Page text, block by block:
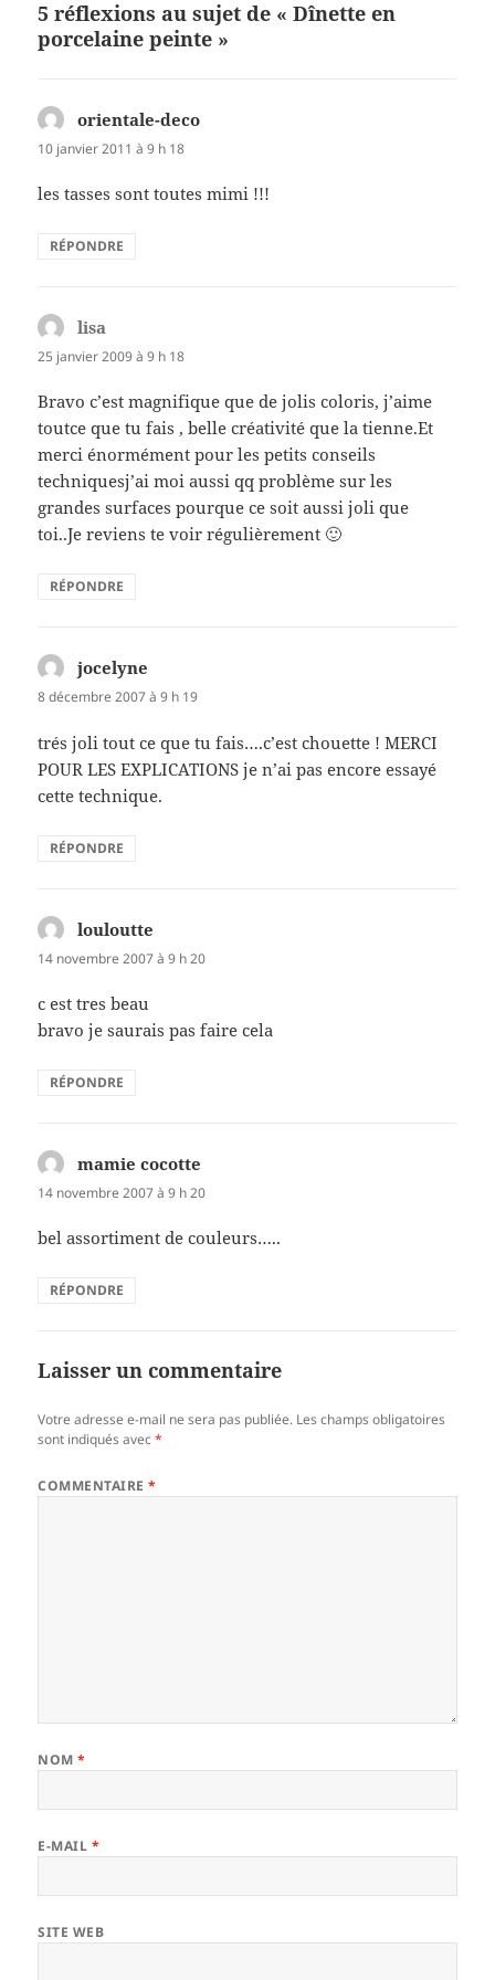
o
5 réflexions au sujet de « Dînette en
porcelaine peinte »
orientale-deco
10 janvier 2011 à 9 h 18
les tasses sont toutes mimi !!!
RÉPONDRE
lisa
25 janvier 2009 à 9 h 18
Bravo c’est magnifique que de jolis coloris, j’aime
toutce que tu fais , belle créativité que la tienne.Et
merci énormément pour les petits conseils
techniquesj’ai moi aussi qq problème sur les
grandes surfaces pourque ce soit aussi joli que
toi..Je reviens te voir régulièrement 🙂
RÉPONDRE
jocelyne
8 décembre 2007 à 9 h 19
trés joli tout ce que tu fais….c’est chouette ! MERCI
POUR LES EXPLICATIONS je n’ai pas encore essayé
cette technique.
RÉPONDRE
louloutte
14 novembre 2007 à 9 h 20
c est tres beau
bravo je saurais pas faire cela
RÉPONDRE
mamie cocotte
14 novembre 2007 à 9 h 20
bel assortiment de couleurs…..
RÉPONDRE
Laisser un commentaire
Votre adresse e-mail ne sera pas publiée. Les champs obligatoires
sont indiqués avec*
COMMENTAIRE*
NOM*
E-MAIL *
SITE WEB